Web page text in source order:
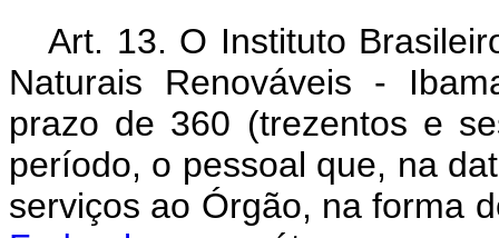
Art. 13. O Instituto
Naturais Renováveis -
prazo de 360 (trezentos e
período, o pessoal que, na
serviços ao Órgão, na forma